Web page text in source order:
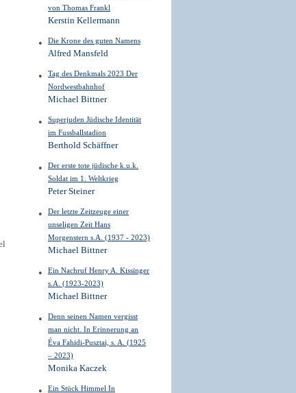
von Thomas Frankl
Kerstin Kellermann
Die Krone des guten Namens
Alfred Mansfeld
Tag des Denkmals 2023 Der
Nordwestbahnhof
Michael Bittner
Superjuden Jüdische Identität
im Fussballstadion
Berthold Schäffner
Der erste tote jüdische k.u.k.
Soldat im 1. Weltkrieg
Peter Steiner
Der letzte Zeitzeuge einer
unseligen Zeit Hans
Morgenstern s.A. (1937 - 2023)
Michael Bittner
Ein Nachruf Henry A. Kissinger
s.A. (1923-2023)
Michael Bittner
Denn seinen Namen vergisst
man nicht. In Erinnerung an
Éva Fahidi-Pusztai, s. A. (1925
– 2023)
Monika Kaczek
Ein Stück Himmel In